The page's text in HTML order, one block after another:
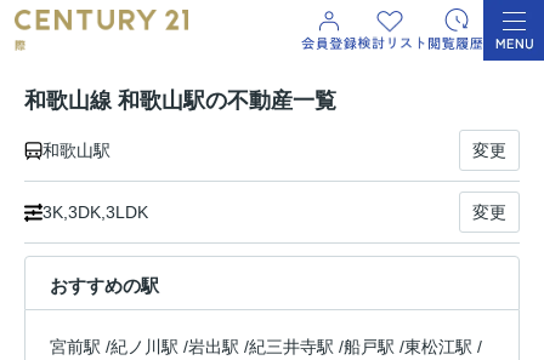
和歌山線 和歌山駅の不動産一覧
和歌山駅 変更
3K,3DK,3LDK 変更
おすすめの駅
宮前駅 /紀ノ川駅 /岩出駅 /紀三井寺駅 /船戸駅 /東松江駅 /